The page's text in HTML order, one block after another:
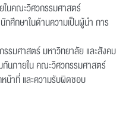
ในคณะวิศวกรรมศาสตร์
ศึกษาในด้านความเป็นผู้นำ การ
รมศาสตร์ มหาวิทยาลัย และสังคม
นภายใน คณะวิศวกรรมศาสตร์
น้าที่ และความรับผิดชอบ